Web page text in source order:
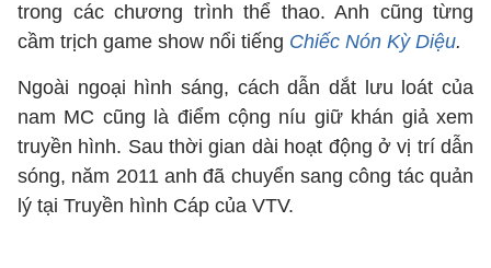
trong các chương trình thể thao. Anh cũng từng
cầm trịch game show nổi tiếng Chiếc Nón Kỳ Diệu.
Ngoài ngoại hình sáng, cách dẫn dắt lưu loát của
nam MC cũng là điểm cộng níu giữ khán giả xem
truyền hình. Sau thời gian dài hoạt động ở vị trí dẫn
sóng, năm 2011 anh đã chuyển sang công tác quản
lý tại Truyền hình Cáp của VTV.